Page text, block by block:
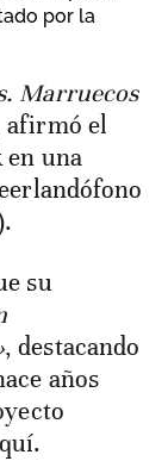
por la
afirmó el
en una
su
, destacando
años